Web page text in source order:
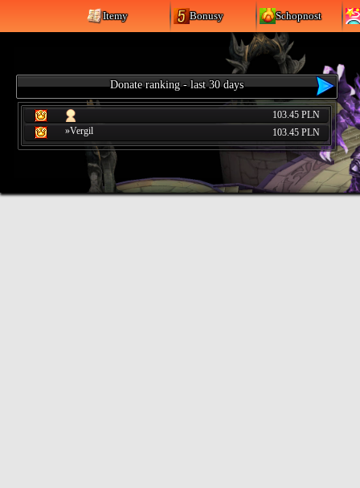
Itemy Bonusy Schopnost
Donate ranking - last 30 days
103.45 PLN
»Vergil
103.45 PLN